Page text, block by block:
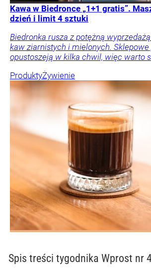
Kawa w Biedronce „1+1 gratis”.
dzień i limit 4 sztuki
Biedronka rusza z potężną
kaw ziarnistych i mielonych. Sklepowe
opustoszeją w kilka chwil, więc warto
ProduktyŻywienie
Spis treści tygodnika Wprost nr